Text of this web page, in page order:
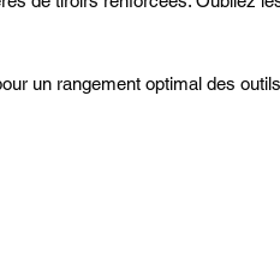
un rangement optimal des